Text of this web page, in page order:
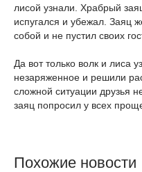
лисой узнали. Храбрый
испугался и убежал. Заяц
собой и не пустил своих
Да вот только волк и лиса
незаряженное и решили
сложной ситуации друзья
заяц попросил у всех
Похожие новости